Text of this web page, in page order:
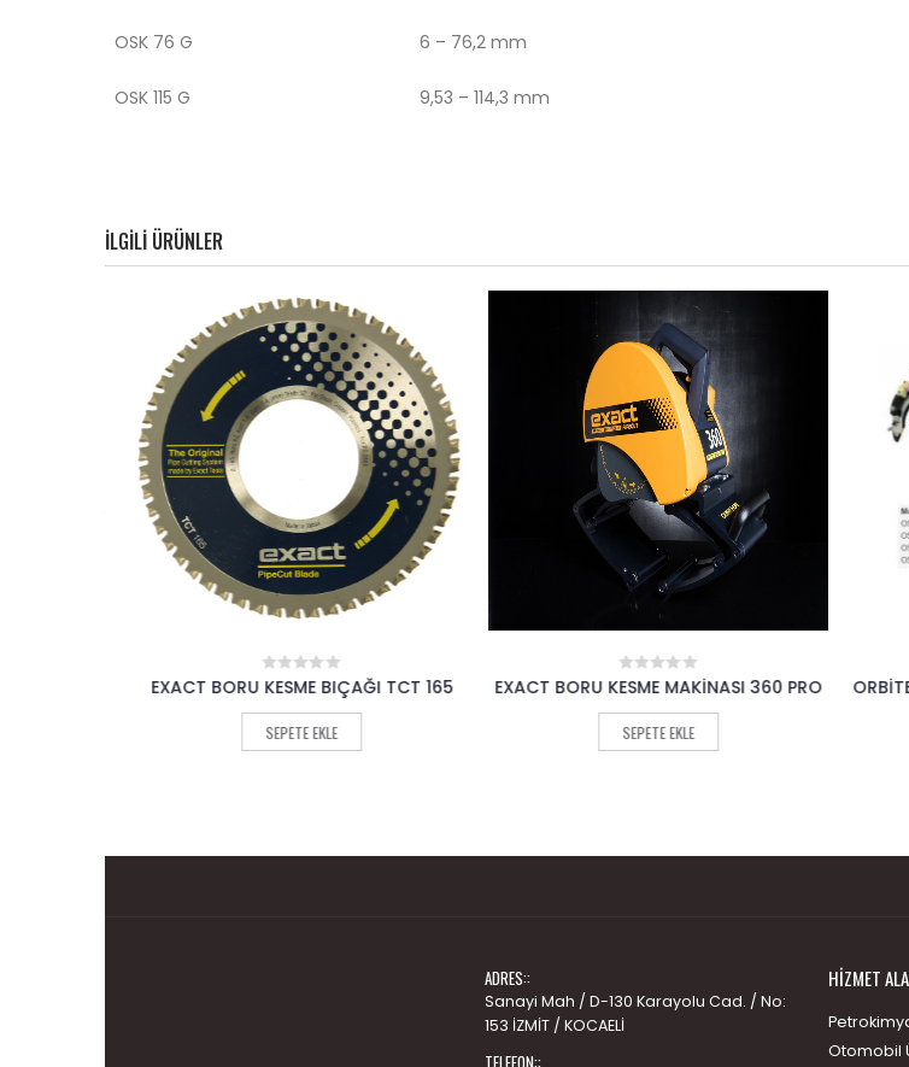
OSK 76 G 6 – 76,2 mm
OSK 115 G 9,53 – 114,3 mm
ILGILI ÜRÜNLER
0
of
EXACT BORU KESME BIÇAĞI TCT 165
SEPETE EKLE
0
of
EXACT BORU KESME MAKİNASI 360 PRO
SEPETE EKLE
ADRES::
Sanayi Mah / D-130 Karayolu Cad. / No: